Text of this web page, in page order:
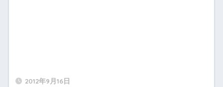
2012年9月16日